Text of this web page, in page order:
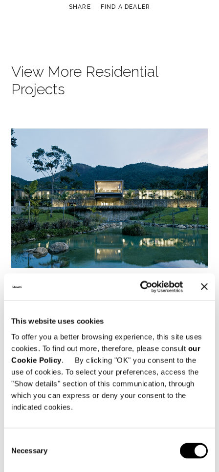
This website uses cookies
To offer you a better browsing experience, this site uses
cookies. To find out more, therefore, please consult our
Cookie Policy. By clicking "OK" you consent to the
use of cookies. To select your preferences, access the
"Show details" section of this communication, through
which you can express or deny your consent to the
indicated cookies.
Selection
Necessary
SHARE FIND A DEALER
View More Residential
Projects
Brasile, Jn House